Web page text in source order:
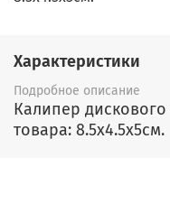
Характеристики
Подробное описание
Калипер
товара: 8.5x4.5x5см.